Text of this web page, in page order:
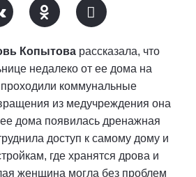
Копытова рассказала, что
недалеко от ее дома на
коммунальные
из медучреждения она
дома появилась дренажная
доступ к самому дому и
где хранятся дрова и
женщина могла без проблем